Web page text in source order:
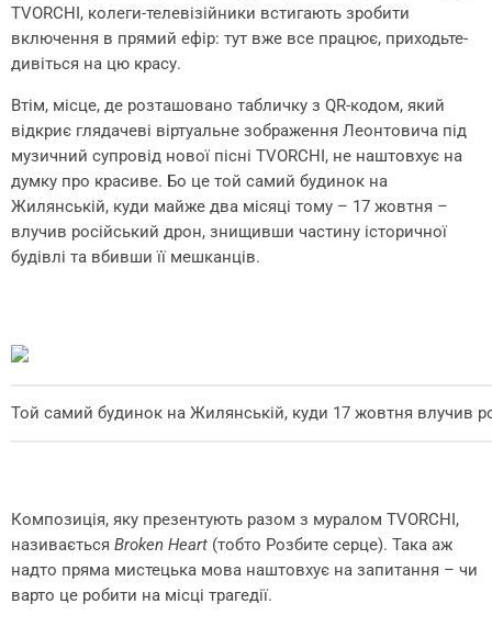
TVORCHI, колеги-телевізійники встигають зробити
включення в прямий ефір: тут вже все працює, приходьте-
дивіться на цю красу.
Втім, місце, де розташовано табличку з QR-кодом, який
відкриє глядачеві віртуальне зображення Леонтовича під
музичний супровід нової пісні TVORCHI, не наштовхує на
думку про красиве. Бо це той самий будинок на
Жилянській, куди майже два місяці тому – 17 жовтня –
влучив російський дрон, знищивши частину історичної
будівлі та вбивши її мешканців.
Той самий будинок на Жилянській, куди 17 жовтня влучив
Композиція, яку презентують разом з муралом TVORCHI,
називається Broken Heart (тобто Розбите серце). Така аж
надто пряма мистецька мова наштовхує на запитання – чи
варто це робити на місці трагедії.